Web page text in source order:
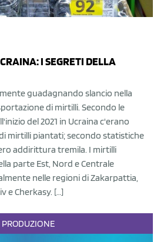
I SEGRETI DELLA
guadagnando slancio nella
di mirtilli. Secondo le
del 2021 in Ucraina c'erano
mirtilli piantati; secondo statistiche
addirittura tremila. I mirtilli
parte Est, Nord e Centrale
nelle regioni di Zakarpattia,
e Cherkasy. […]
PRODUZIONE